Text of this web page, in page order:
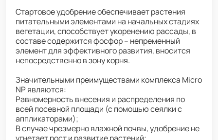
Стартовое удобрение обеспечивает растения
питательными элементами на начальных стадиях
вегетации, способствует укоренению рассады, в
составе содержится фосфор – непременный
элемент для эффективного развития, вносится
непосредственно в зону корня.
Значительными преимуществами комплекса Micro
NP являются:
Равномерность внесения и распределения по
всей посевной площади (с помощью сеялки с
аппликаторами);
В случае чрезмерно влажной почвы, удобрение не